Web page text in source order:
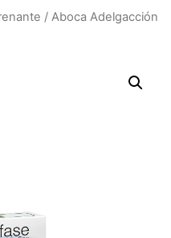
/ Aboca Adelgacción